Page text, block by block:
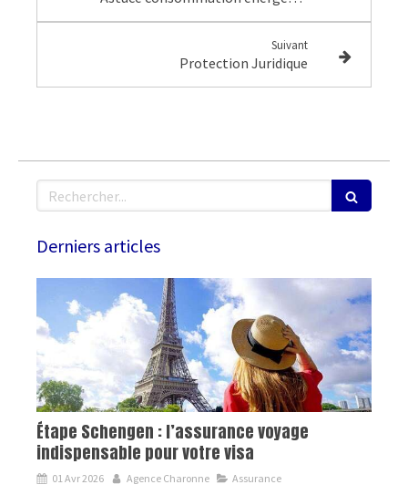
Suivant
Protection Juridique
Rechercher
Derniers articles
Étape Schengen : l’assurance voyage
indispensable pour votre visa
01 Avr 2026 Agence Charonne Assurance